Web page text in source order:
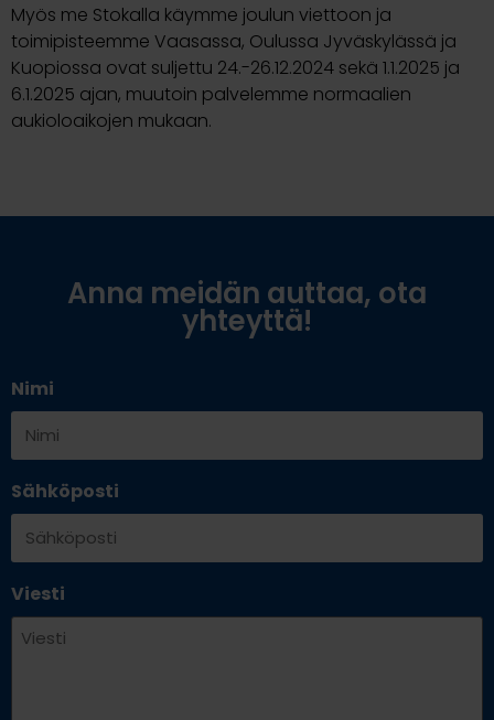
Myös me Stokalla käymme joulun viettoon ja
toimipisteemme Vaasassa, Oulussa Jyväskylässä ja
Kuopiossa ovat suljettu 24.-26.12.2024 sekä 1.1.2025 ja
6.1.2025 ajan, muutoin palvelemme normaalien
aukioloaikojen mukaan.
Anna meidän auttaa, ota
yhteyttä!
Nimi
Sähköposti
Viesti